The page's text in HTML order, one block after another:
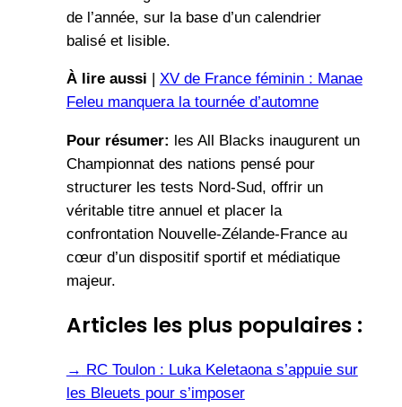
de l’année, sur la base d’un calendrier
balisé et lisible.
À lire aussi
XV de France féminin : Manae
Feleu manquera la tournée d’automne
Pour résumer: les All Blacks inaugurent un
Championnat des nations pensé pour
structurer les tests Nord-Sud, offrir un
véritable titre annuel et placer la
confrontation Nouvelle-Zélande-France au
cœur d’un dispositif sportif et médiatique
majeur.
Articles les plus populaires :
→ RC Toulon : Luka Keletaona s’appuie sur
les Bleuets pour s’imposer